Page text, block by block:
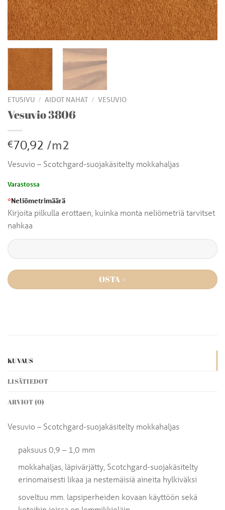
ETUSIVU / AIDOT NAHAT / VESUVIO
Vesuvio 3806
€70,92 /m2
Vesuvio – Scotchgard-suojakäsitelty mokkahaljas
Varastossa
*Neliömetrimäärä
Kirjoita pilkulla erottaen, kuinka monta neliömetriä tarvitset
nahkaa
OSTA >
KUVAUS
LISÄTIEDOT
ARVIOT (0)
Vesuvio – Scotchgard-suojakäsitelty mokkahaljas
paksuus 0,9 – 1,0 mm
mokkahaljas, läpivärjätty, Scotchgard-suojakäsitelty
erinomaisesti likaa ja nestemäisiä aineita hylkiväksi
soveltuu mm. lapsiperheiden kovaan käyttöön sekä